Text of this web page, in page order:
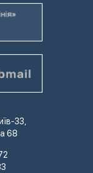
33,
68